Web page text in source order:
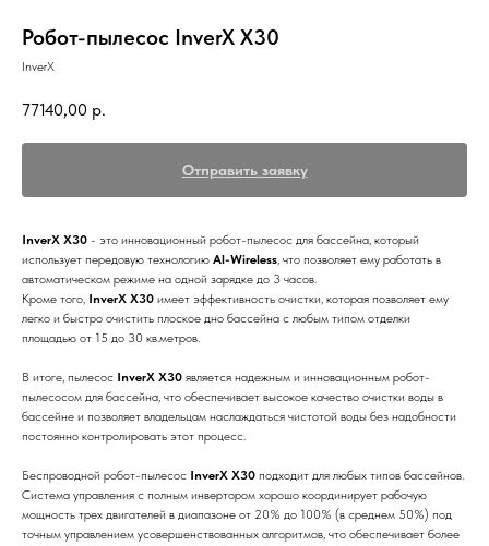
Робот-пылесос InverX X30
InverX
77140,00 р.
Отправить заявку
InverX X30 - это инновационный робот-пылесос для бассейна, который
использует передовую технологию Al-Wireless, что позволяет ему работать в
автоматическом режиме на одной зарядке до 3 часов.
Кроме того, InverX X30 имеет эффективность очистки, которая позволяет ему
легко и быстро очистить плоское дно бассейна с любым типом отделки
площадью от 15 до 30 кв.метров.
В итоге, пылесос InverX X30 является надежным и инновационным робот-
пылесосом для бассейна, что обеспечивает высокое качество очистки воды в
бассейне и позволяет владельцам наслаждаться чистотой воды без надобности
постоянно контролировать этот процесс.
Беспроводной робот-пылесос InverX X30 подходит для любых типов бассейнов.
Система управления с полным инвертором хорошо координирует рабочую
мощность трех двигателей в диапазоне от 20% до 100% (в среднем 50%) под
точным управлением усовершенствованных алгоритмов, что обеспечивает более